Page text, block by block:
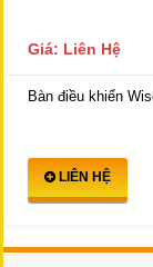
Giá: Liên Hệ
Bàn điều khiển
LIÊN HỆ